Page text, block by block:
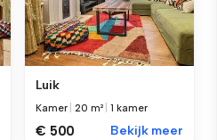
Luik
Kamer |20 m² |1 kamer
€ 500 Bekijk meer